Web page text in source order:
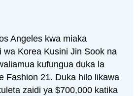
Angeles kwa miaka
wa Korea Kusini Jin Sook na
kufungua duka la
Fashion 21. Duka hilo likawa
zaidi ya $700,000 katika